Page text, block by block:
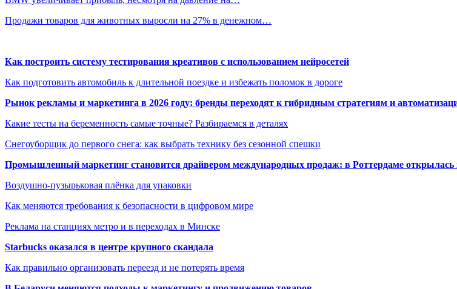
Продажи товаров для животных выросли на 27% в денежном…
Как построить систему тестирования креативов с использованием нейросетей
Как подготовить автомобиль к длительной поездке и избежать поломок в дороге
Рынок рекламы и маркетинга в 2026 году: бренды переходят к гибридным стратегиям и
Какие тесты на беременность самые точные? Разбираемся в деталях
Снегоуборщик до первого снега: как выбрать технику без сезонной спешки
Промышленный маркетинг становится драйвером международных продаж: в Роттердаме
Воздушно-пузырьковая плёнка для упаковки
Как меняются требования к безопасности в цифровом мире
Реклама на станциях метро и в переходах в Минске
Starbucks оказался в центре крупного скандала
Как правильно организовать переезд и не потерять время